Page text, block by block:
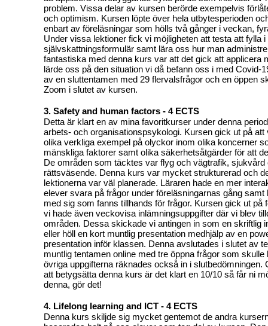
problem. Vissa delar av kursen berörde exempelvis
och optimism. Kursen löpte över hela utbytesperioden
enbart av föreläsningar som hölls två gånger i veckan,
Under vissa lektioner fick vi möjligheten att testa att fylla i
självskattningsformulär samt lära oss hur man
fantastiska med denna kurs var att det gick att applicera
lärde oss på den situation vi då befann oss i med Covid-
av en sluttentamen med 29 flervalsfrågor och en öppen
Zoom i slutet av kursen.
3. Safety and human factors - 4 ECTS
Detta är klart en av mina favoritkurser under denna
arbets- och organisationspsykologi. Kursen gick ut på att
olika verkliga exempel på olyckor inom olika koncerner
mänskliga faktorer samt olika säkerhetsåtgärder för att
De områden som täcktes var flyg och vägtrafik, sjukvård
rättsväsende. Denna kurs var mycket strukturerad och
lektionerna var väl planerade. Läraren hade en mer
elever svara på frågor under föreläsningarnas gång samt
med sig som fanns tillhands för frågor. Kursen gick ut på
vi hade även veckovisa inlämningsuppgifter där vi blev
områden. Dessa skickade vi antingen in som en skriftlig
eller höll en kort muntlig presentation medhjälp av en
presentation inför klassen. Denna avslutades i slutet av
muntlig tentamen online med tre öppna frågor som
övriga uppgifterna räknades också in i slutbedömningen.
att betygsätta denna kurs är det klart en 10/10 så får ni
denna, gör det!
4. Lifelong learning and ICT - 4 ECTS
Denna kurs skiljde sig mycket gentemot de andra